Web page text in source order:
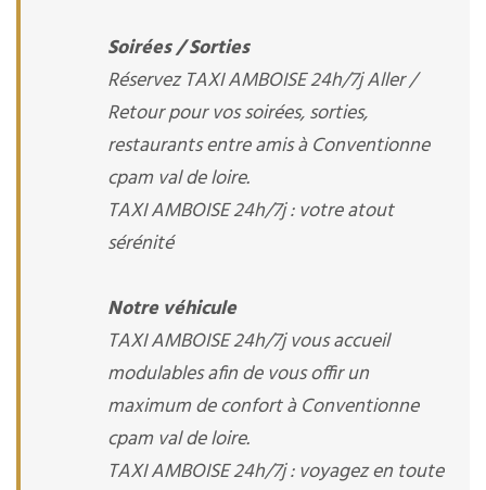
Soirées / Sorties
Réservez TAXI AMBOISE 24h/7j Aller /
Retour pour vos soirées, sorties,
restaurants entre amis à Conventionne
cpam val de loire.
TAXI AMBOISE 24h/7j : votre atout
sérénité
Notre véhicule
TAXI AMBOISE 24h/7j vous accueil
modulables afin de vous offir un
maximum de confort à Conventionne
cpam val de loire.
TAXI AMBOISE 24h/7j : voyagez en toute